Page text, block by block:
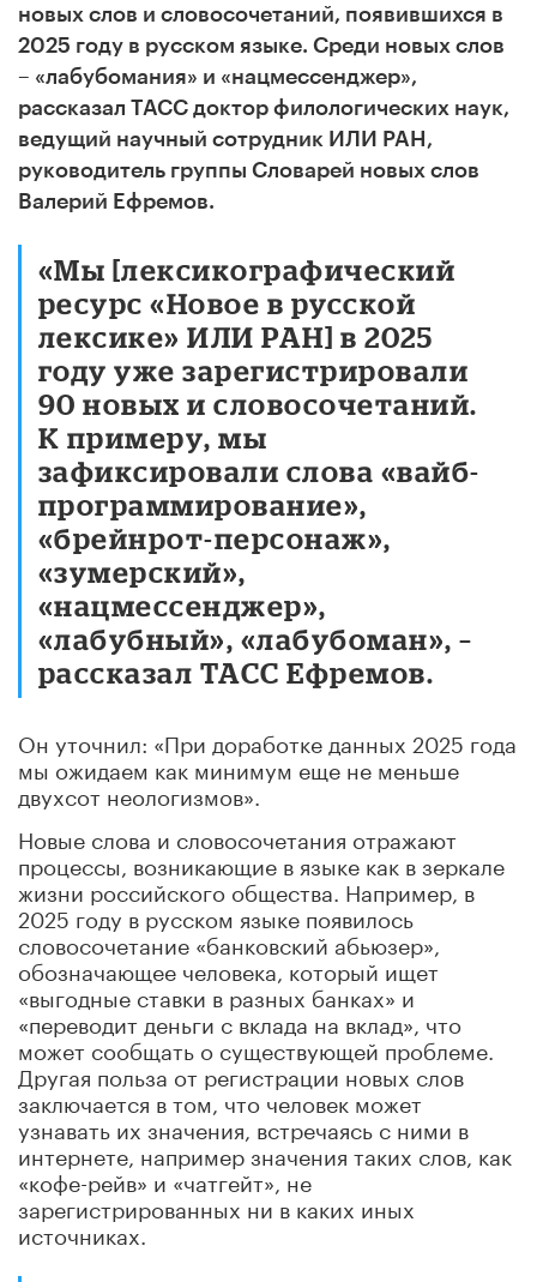
новых слов и словосочетаний, появившихся в
2025 году в русском языке. Среди новых слов
– «лабубомания» и «нацмессенджер»,
рассказал ТАСС доктор филологических наук,
ведущий научный сотрудник ИЛИ РАН,
руководитель группы Словарей новых слов
Валерий Ефремов.
«Мы [лексикографический
ресурс «Новое в русской
лексике» ИЛИ РАН] в 2025
году уже зарегистрировали
90 новых и словосочетаний.
К примеру, мы
зафиксировали слова «вайб-
программирование»,
«брейнрот-персонаж»,
«зумерский»,
«нацмессенджер»,
«лабубный», «лабубоман», –
рассказал ТАСС Ефремов.
Он уточнил: «При доработке данных 2025 года
мы ожидаем как минимум еще не меньше
двухсот неологизмов».
Новые слова и словосочетания отражают
процессы, возникающие в языке как в зеркале
жизни российского общества. Например, в
2025 году в русском языке появилось
словосочетание «банковский абьюзер»,
обозначающее человека, который ищет
«выгодные ставки в разных банках» и
«переводит деньги с вклада на вклад», что
может сообщать о существующей проблеме.
Другая польза от регистрации новых слов
заключается в том, что человек может
узнавать их значения, встречаясь с ними в
интернете, например значения таких слов, как
«кофе-рейв» и «чатгейт», не
зарегистрированных ни в каких иных
источниках.